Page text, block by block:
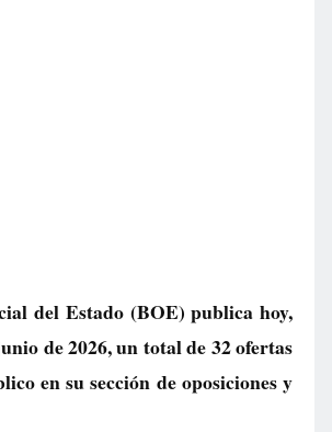
del Estado (BOE) publica hoy,
de 2026, un total de32 ofertas
en su sección de oposiciones y